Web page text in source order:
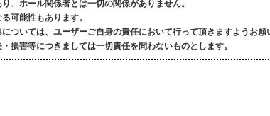
、ホール関係者とは一切の関係がありません。
可能性もあります。
ついては、ユーザーご自身の責任において行って頂きますようお願
損害等につきましては一切責任を問わないものとします。